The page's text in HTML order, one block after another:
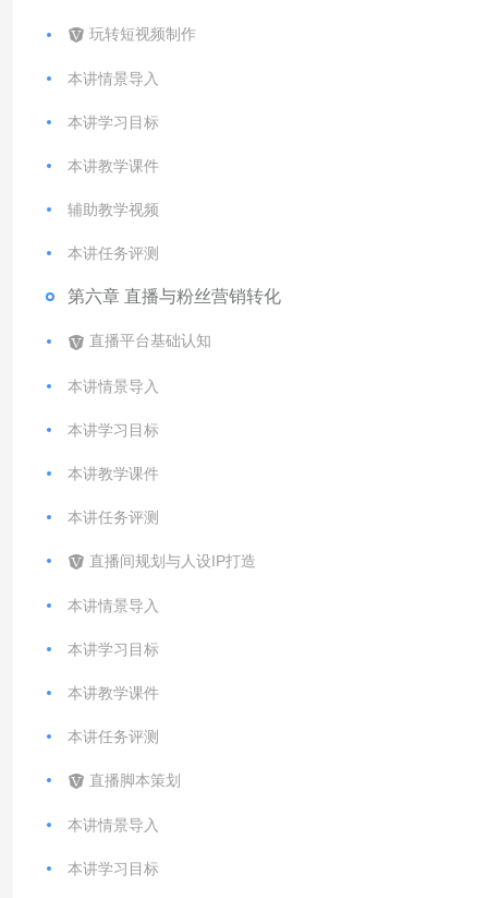
玩转短视频制作
本讲情景导入
本讲学习目标
本讲教学课件
辅助教学视频
本讲任务评测
第六章 直播与粉丝营销转化
直播平台基础认知
本讲情景导入
本讲学习目标
本讲教学课件
本讲任务评测
直播间规划与人设IP打造
本讲情景导入
本讲学习目标
本讲教学课件
本讲任务评测
直播脚本策划
本讲情景导入
本讲学习目标